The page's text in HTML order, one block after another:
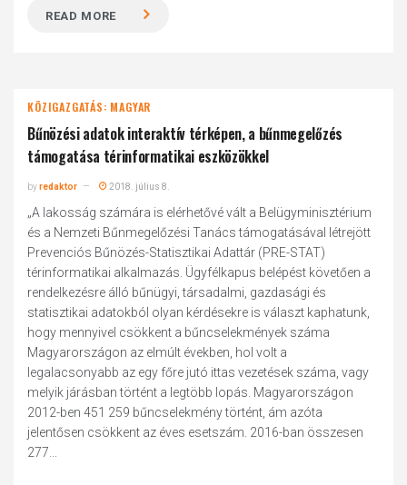
READ MORE
KÖZIGAZGATÁS: MAGYAR
Bűnözési adatok interaktív térképen, a bűnmegelőzés
támogatása térinformatikai eszközökkel
byredaktor 2018. július 8.
„A lakosság számára is elérhetővé vált a Belügyminisztérium
és a Nemzeti Bűnmegelőzési Tanács támogatásával létrejött
Prevenciós Bűnözés-Statisztikai Adattár (PRE-STAT)
térinformatikai alkalmazás. Ügyfélkapus belépést követően a
rendelkezésre álló bűnügyi, társadalmi, gazdasági és
statisztikai adatokból olyan kérdésekre is választ kaphatunk,
hogy mennyivel csökkent a bűncselekmények száma
Magyarországon az elmúlt években, hol volt a
legalacsonyabb az egy főre jutó ittas vezetések száma, vagy
melyik járásban történt a legtöbb lopás. Magyarországon
2012-ben 451 259 bűncselekmény történt, ám azóta
jelentősen csökkent az éves esetszám. 2016-ban összesen
277...